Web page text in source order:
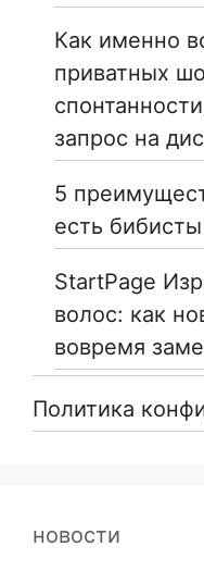
Как именно
приватных
запрос на
5
есть
StartPage
волос: как
вовремя
Политика
новости